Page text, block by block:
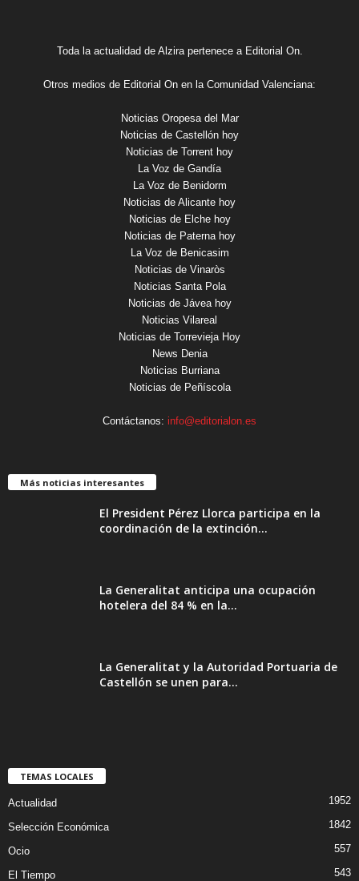
Toda la actualidad de Alzira pertenece a Editorial On.
Otros medios de Editorial On en la Comunidad Valenciana:
Noticias Oropesa del Mar
Noticias de Castellón hoy
Noticias de Torrent hoy
La Voz de Gandía
La Voz de Benidorm
Noticias de Alicante hoy
Noticias de Elche hoy
Noticias de Paterna hoy
La Voz de Benicasim
Noticias de Vinaròs
Noticias Santa Pola
Noticias de Jávea hoy
Noticias Vilareal
Noticias de Torrevieja Hoy
News Denia
Noticias Burriana
Noticias de Peñíscola
Contáctanos: info@editorialon.es
Más noticias interesantes
El President Pérez Llorca participa en la
coordinación de la extinción...
La Generalitat anticipa una ocupación
hotelera del 84 % en la...
La Generalitat y la Autoridad Portuaria de
Castellón se unen para...
TEMAS LOCALES
Actualidad 1952
Selección Económica 1842
Ocio 557
El Tiempo 543